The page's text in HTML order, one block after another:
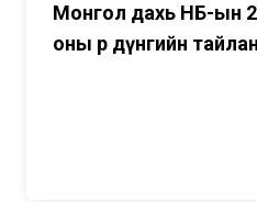
Монгол дахь НҮБ-ын
оны Үр дүнгийн тайлан